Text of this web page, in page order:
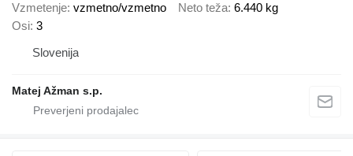
Vzmetenje vzmetno/vzmetno Neto teža 6.440 kg
Osi 3
Slovenija
Matej Ažman s.p.